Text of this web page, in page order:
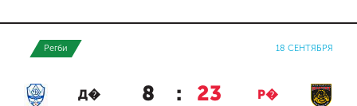
Регби 18 СЕНТЯБРЯ
Д� 8 : 23 Р�